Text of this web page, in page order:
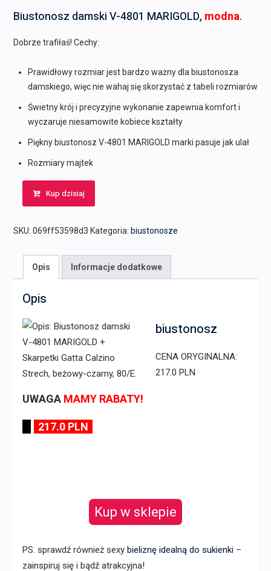
wynosiła:
217,00 zł.
wynosi:
Biustonosz damski V-4801 MARIGOLD, modna.
Dobrze trafiłaś! Cechy:
Prawidłowy rozmiar jest bardzo ważny dla biustonosza
damskiego, więc nie wahaj się skorzystać z tabeli rozmiarów
Świetny krój i precyzyjne wykonanie zapewnia komfort i
wyczaruje niesamowite kobiece kształty
Piękny biustonosz V-4801 MARIGOLD marki pasuje jak ulał
Rozmiary majtek
Kup dzisiaj
SKU: 069ff53598d3 Kategoria: biustonosze
Opis Informacje dodatkowe
Opis
biustonosz
CENA ORYGINALNA:
217.0 PLN
UWAGA MAMY RABATY!
217.0 PLN
Kup w sklepie
PS. sprawdź również sexy bieliznę idealną do sukienki–
zainspiruj się i bądź atrakcyjna!